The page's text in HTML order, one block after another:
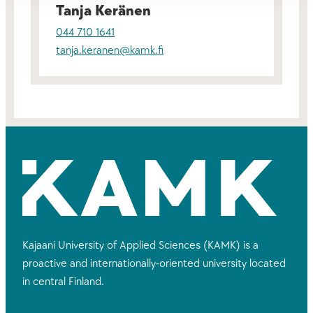
Tanja Keränen
044 710 1641
tanja.keranen@kamk.fi
Kajaani University of Applied Sciences (KAMK) is a
proactive and internationally-oriented university located
in central Finland.